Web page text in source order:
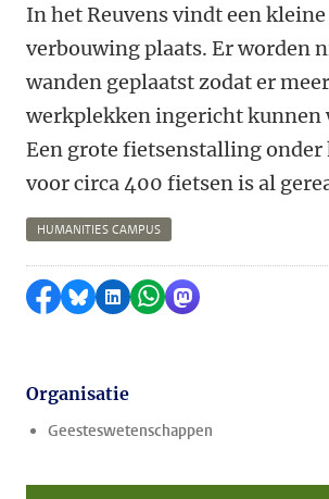
In het Reuvens vindt een kleine
verbouwing plaats. Er worden
wanden geplaatst zodat er meer
werkplekken ingericht kunnen
Een grote fietsenstalling onder
voor circa 400 fietsen is al
HUMANITIES CAMPUS
Delen op Facebook
Delen via Bluesky
Delen op LinkedIn
Delen via WhatsApp
Delen via
Organisatie
Geesteswetenschappen